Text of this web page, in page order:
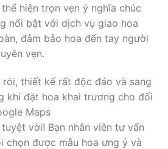
hiện trọn vẹn ý nghĩa chúc
nổi bật với dịch vụ giao hoa
đảm bảo hoa đến tay người
vẹn.
thiết kế rất độc đáo và sang
khi đặt hoa khai trương cho đối
Maps
vời! Bạn nhân viên tư vấn
chọn được mẫu hoa ưng ý và